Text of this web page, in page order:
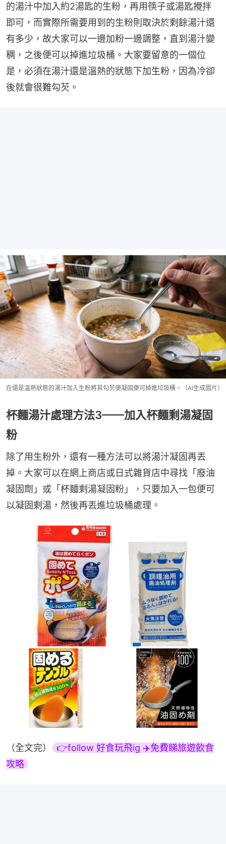
的湯汁中加入約2湯匙的生粉，再用筷子或湯匙攪拌
即可，而實際所需要用到的生粉則取決於剩餘湯汁還
有多少，故大家可以一邊加粉一邊調整，直到湯汁變
稠，之後便可以掉進垃圾桶。大家要留意的一個位
是，必須在湯汁還是溫熱的狀態下加生粉，因為冷卻
後就會很難勾芡。
在還是溫熱狀態的湯汁加入生粉將其勾芡便凝固便可掉進垃圾桶。（AI生成圖片）
杯麵湯汁處理方法3——加入杯麵剩湯凝固
粉
除了用生粉外，還有一種方法可以將湯汁凝固再丟
掉。大家可以在網上商店或日式雜貨店中尋找「廢油
凝固劑」或「杯麵剩湯凝固粉」，只要加入一包便可
以凝固剩湯，然後再丟進垃圾桶處理。
（全文完）
👉follow 好食玩飛ig ✈️免費睇旅遊飲食
攻略